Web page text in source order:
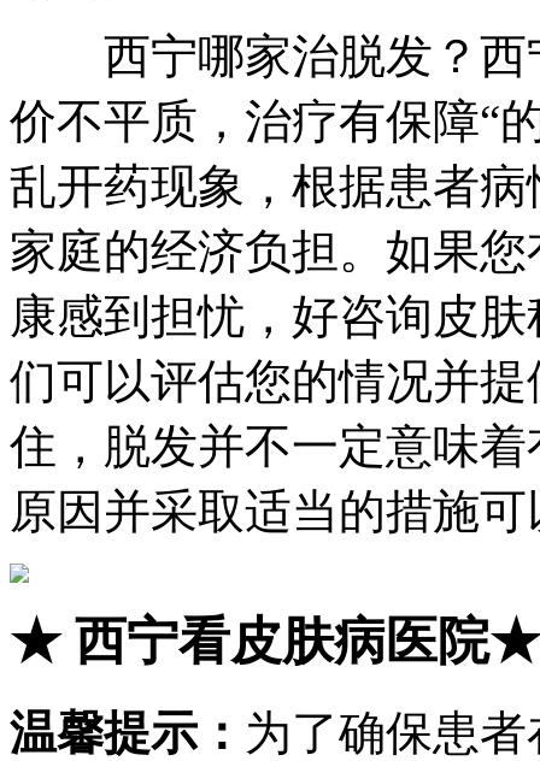
西宁哪家治脱发？西
价不平质，治疗有保障“
乱开药现象，根据患者
家庭的经济负担。如果
康感到担忧，好咨询皮
们可以评估您的情况并
住，脱发并不一定意味
原因并采取适当的措施
★西宁看皮肤病医院★
温馨提示： 为了确保患